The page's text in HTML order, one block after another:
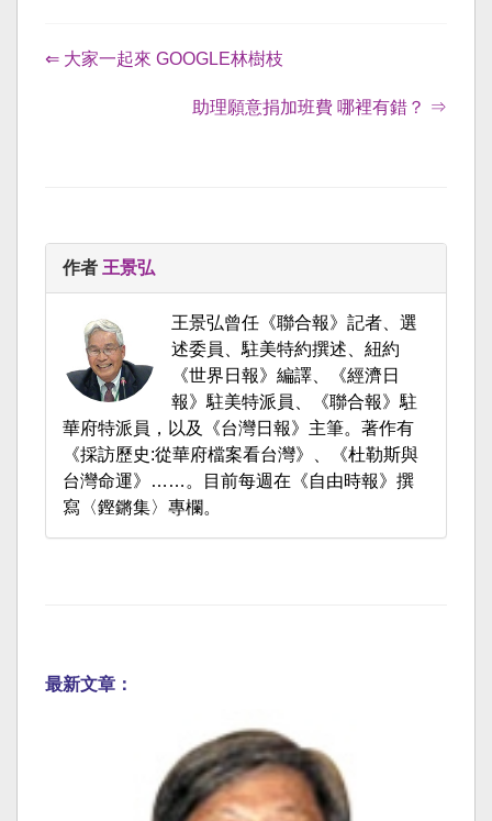
⇐ 大家一起來 GOOGLE林樹枝
助理願意捐加班費 哪裡有錯？ ⇒
作者 王景弘
王景弘曾任《聯合報》記者、選
述委員、駐美特約撰述、紐約
《世界日報》編譯、《經濟日
報》駐美特派員、《聯合報》駐
華府特派員，以及《台灣日報》主筆。著作有
《採訪歷史:從華府檔案看台灣》、《杜勒斯與
台灣命運》……。目前每週在《自由時報》撰
寫〈鏗鏘集〉專欄。
最新文章：